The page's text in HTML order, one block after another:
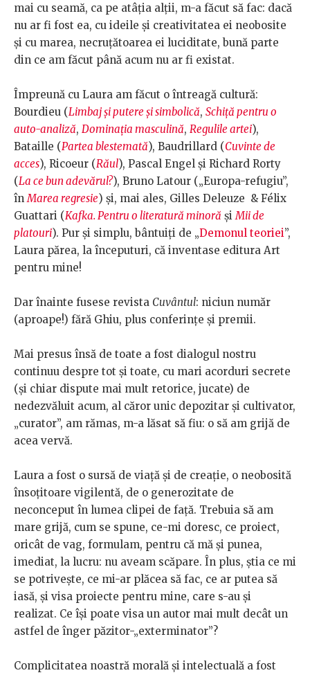
mai cu seamă, ca pe atâția alții, m-a făcut să fac: dacă
nu ar fi fost ea, cu ideile și creativitatea ei neobosite
și cu marea, necruțătoarea ei luciditate, bună parte
din ce am făcut până acum nu ar fi existat.
Împreună cu Laura am făcut o întreagă cultură:
Bourdieu (Limbaj şi putere şi simbolică, Schiţă pentru o
auto-analiză, Dominaţia masculină, Regulile artei),
Bataille (Partea blestemată), Baudrillard (Cuvinte de
acces), Ricoeur (Răul), Pascal Engel și Richard Rorty
(La ce bun adevărul?), Bruno Latour („Europa-refugiu”,
în Marea regresie) și, mai ales, Gilles Deleuze & Félix
Guattari (Kafka. Pentru o literatură minoră și Mii de
platouri). Pur și simplu, bântuiți de „Demonul teoriei”,
Laura părea, la începuturi, că inventase editura Art
pentru mine!
Dar înainte fusese revista Cuvântul: niciun număr
(aproape!) fără Ghiu, plus conferințe și premii.
Mai presus însă de toate a fost dialogul nostru
continuu despre tot și toate, cu mari acorduri secrete
(și chiar dispute mai mult retorice, jucate) de
nedezvăluit acum, al căror unic depozitar și cultivator,
„curator”, am rămas, m-a lăsat să fiu: o să am grijă de
acea vervă.
Laura a fost o sursă de viață și de creație, o neobosită
însoțitoare vigilentă, de o generozitate de
neconceput în lumea clipei de față. Trebuia să am
mare grijă, cum se spune, ce-mi doresc, ce proiect,
oricât de vag, formulam, pentru că mă și punea,
imediat, la lucru: nu aveam scăpare. În plus, știa ce mi
se potrivește, ce mi-ar plăcea să fac, ce ar putea să
iasă, și visa proiecte pentru mine, care s-au și
realizat. Ce își poate visa un autor mai mult decât un
astfel de înger păzitor-„exterminator”?
Complicitatea noastră morală și intelectuală a fost